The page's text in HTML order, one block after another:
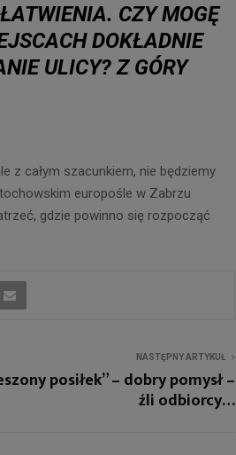
CZY MOGĘ
DOKŁADNIE
ULICY? Z GÓRY
z całym szacunkiem, nie będziemy
europośle w Zabrzu
gdzie powinno się rozpocząć
NASTĘPNY ARTYKUŁ
posiłek” – dobry pomysł –
źli odbiorcy…